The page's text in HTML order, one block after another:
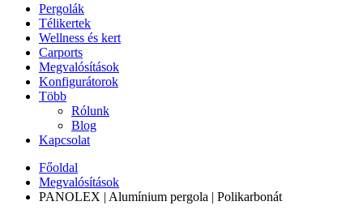
Pergolák
Télikertek
Wellness és kert
Carports
Megvalósítások
Konfigurátorok
Több
Rólunk
Blog
Kapcsolat
Főoldal
Megvalósítások
PANOLEX | Alumínium pergola | Polikarbonát